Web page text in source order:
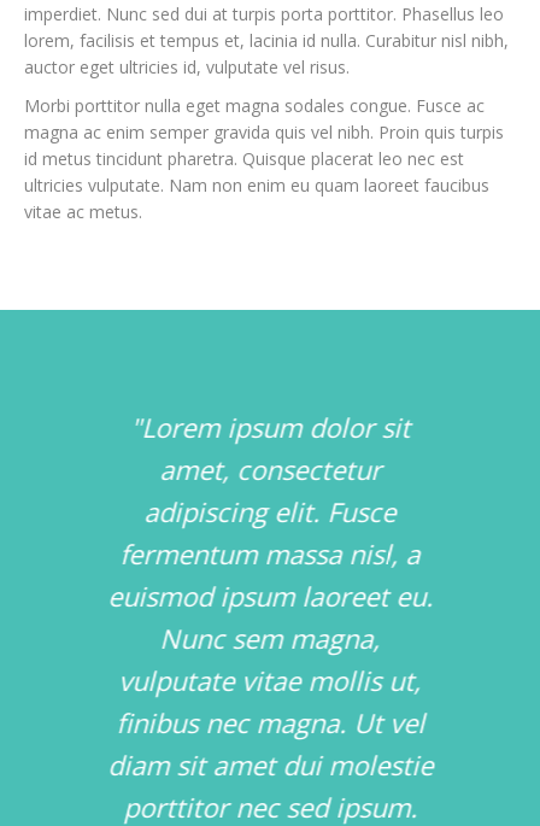
imperdiet. Nunc sed dui at turpis porta porttitor. Phasellus leo
lorem, facilisis et tempus et, lacinia id nulla. Curabitur nisl nibh,
auctor eget ultricies id, vulputate vel risus.
Morbi porttitor nulla eget magna sodales congue. Fusce ac
magna ac enim semper gravida quis vel nibh. Proin quis turpis
id metus tincidunt pharetra. Quisque placerat leo nec est
ultricies vulputate. Nam non enim eu quam laoreet faucibus
vitae ac metus.
"Lorem ipsum dolor sit
amet, consectetur
adipiscing elit. Fusce
fermentum massa nisl, a
euismod ipsum laoreet eu.
Nunc sem magna,
vulputate vitae mollis ut,
finibus nec magna. Ut vel
diam sit amet dui molestie
porttitor nec sed ipsum.